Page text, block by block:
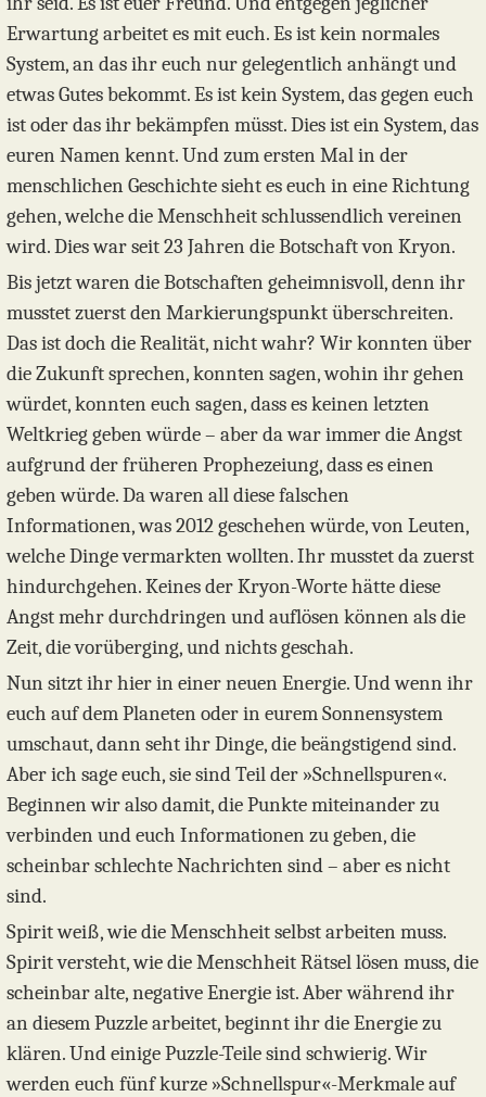
Erwartung arbeitet es mit euch. Es ist kein normales
System, an das ihr euch nur gelegentlich anhängt und
etwas Gutes bekommt. Es ist kein System, das gegen euch
ist oder das ihr bekämpfen müsst. Dies ist ein System, das
euren Namen kennt. Und zum ersten Mal in der
menschlichen Geschichte sieht es euch in eine Richtung
gehen, welche die Menschheit schlussendlich vereinen
wird. Dies war seit 23 Jahren die Botschaft von Kryon.
Bis jetzt waren die Botschaften geheimnisvoll, denn ihr
musstet zuerst den Markierungspunkt überschreiten.
Das ist doch die Realität, nicht wahr? Wir konnten über
die Zukunft sprechen, konnten sagen, wohin ihr gehen
würdet, konnten euch sagen, dass es keinen letzten
Weltkrieg geben würde – aber da war immer die Angst
aufgrund der früheren Prophezeiung, dass es einen
geben würde. Da waren all diese falschen
Informationen, was 2012 geschehen würde, von Leuten,
welche Dinge vermarkten wollten. Ihr musstet da zuerst
hindurchgehen. Keines der Kryon-Worte hätte diese
Angst mehr durchdringen und auflösen können als die
Zeit, die vorüberging, und nichts geschah.
Nun sitzt ihr hier in einer neuen Energie. Und wenn ihr
euch auf dem Planeten oder in eurem Sonnensystem
umschaut, dann seht ihr Dinge, die beängstigend sind.
Aber ich sage euch, sie sind Teil der »Schnellspuren«.
Beginnen wir also damit, die Punkte miteinander zu
verbinden und euch Informationen zu geben, die
scheinbar schlechte Nachrichten sind – aber es nicht
sind.
Spirit weiß, wie die Menschheit selbst arbeiten muss.
Spirit versteht, wie die Menschheit Rätsel lösen muss, die
scheinbar alte, negative Energie ist. Aber während ihr
an diesem Puzzle arbeitet, beginnt ihr die Energie zu
klären. Und einige Puzzle-Teile sind schwierig. Wir
werden euch fünf kurze »Schnellspur«-Merkmale auf